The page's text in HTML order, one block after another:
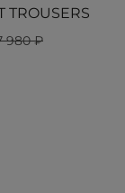
TROUSERS
980 ₽